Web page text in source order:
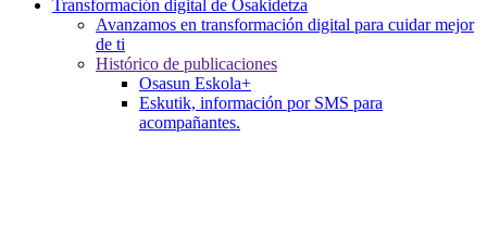
Transformación digital de Osakidetza
Avanzamos en transformación digital para cuidar mejor
de ti
Histórico de publicaciones
Osasun Eskola+
Eskutik, información por SMS para
acompañantes.